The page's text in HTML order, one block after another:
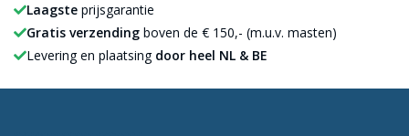
Laagste prijsgarantie
Gratis verzending boven de € 150,- (m.u.v. masten)
Levering en plaatsing door heel NL & BE